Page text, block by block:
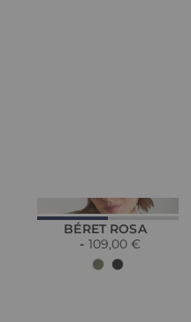
BÉRET ROSA
109,00 €